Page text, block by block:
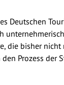
Deutschen
die bisher
Prozess